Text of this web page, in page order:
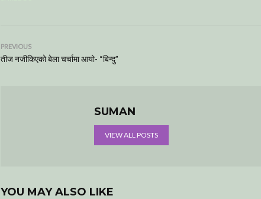
PREVIOUS
तीज नजीकिएको बेला चर्चामा आयो- “बिन्दु”
SUMAN
VIEW ALL POSTS
YOU MAY ALSO LIKE